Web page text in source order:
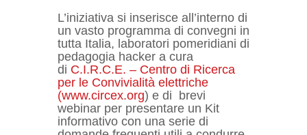
L’iniziativa si inserisce all’interno di
un vasto programma di convegni in
tutta Italia, laboratori pomeridiani di
pedagogia hacker a cura
di C.I.R.C.E. – Centro di Ricerca
per le Convivialità elettriche
(www.circex.org) e di brevi
webinar per presentare un Kit
informativo con una serie di